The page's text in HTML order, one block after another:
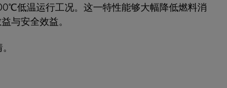
低温运行工况。这一特性能够大幅降低燃料消
与安全效益。